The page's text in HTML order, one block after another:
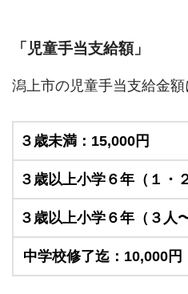
「児童手当支給額」
潟上市の児童手当支給金額
３歳未満：15,000円
３歳以上小学６年（１・
３歳以上小学６年（３人
中学校修了迄：10,000円